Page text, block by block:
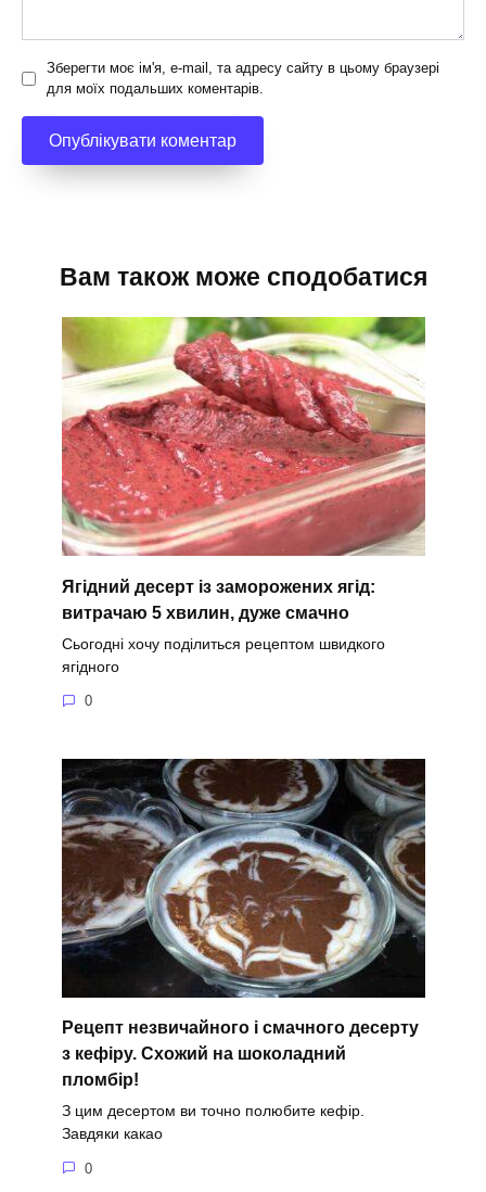
Зберегти моє ім'я, e-mail, та адресу сайту в цьому браузері
для моїх подальших коментарів.
Вам також може сподобатися
Ягідний десерт із заморожених ягід:
витрачаю 5 хвилин, дуже смачно
Сьогодні хочу поділиться рецептом швидкого
ягідного
0
Рецепт незвичайного і смачного десерту
з кефіру. Схожий на шоколадний
пломбір!
З цим десертом ви точно полюбите кефір.
Завдяки какао
0